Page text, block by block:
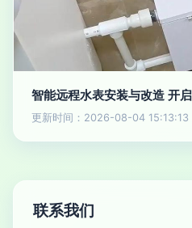
智能远程水表安装与改造 开
更新时间：2026-08-04 15:13:13
联系我们